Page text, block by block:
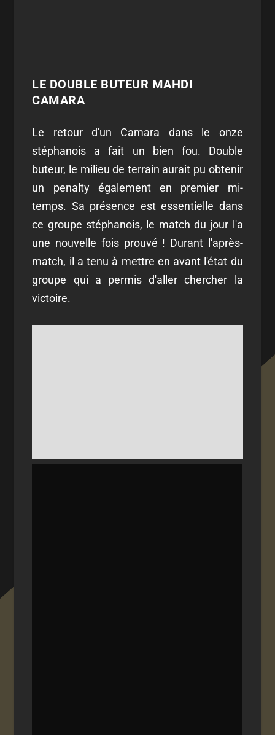
LE DOUBLE BUTEUR MAHDI
CAMARA
Le retour d'un Camara dans le onze
stéphanois a fait un bien fou. Double
buteur, le milieu de terrain aurait pu obtenir
un penalty également en premier mi-
temps. Sa présence est essentielle dans
ce groupe stéphanois, le match du jour l'a
une nouvelle fois prouvé ! Durant l'après-
match, il a tenu à mettre en avant l'état du
groupe qui a permis d'aller chercher la
victoire.